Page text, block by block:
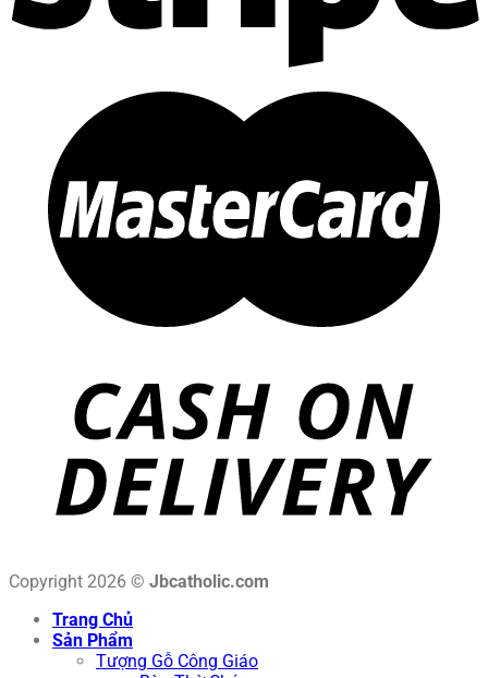
Copyright 2026 © Jbcatholic.com
Trang Chủ
Sản Phẩm
Tượng Gỗ Công Giáo